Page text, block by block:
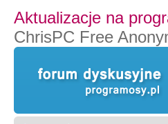
Aktualizacje na
ChrisPC Free